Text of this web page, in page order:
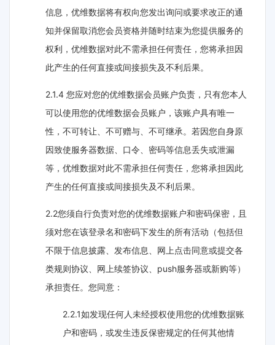
信息，优维数据将有权向您发出询问或要求改正的通
知并保留取消您会员资格并随时结束为您提供服务的
权利，优维数据对此不需承担任何责任，您将承担因
此产生的任何直接或间接损失及不利后果。
2.1.4 您应对您的优维数据会员账户负责，只有您本人
可以使用您的优维数据会员账户，该账户具有唯一
性，不可转让、不可赠与、不可继承。若因您自身原
因致使服务器数据、口令、密码等信息丢失或泄漏
等，优维数据对此不需承担任何责任，您将承担因此
产生的任何直接或间接损失及不利后果。
2.2您须自行负责对您的优维数据账户和密码保密，且
须对您在该登录名和密码下发生的所有活动（包括但
不限于信息披露、发布信息、网上点击同意或提交各
类规则协议、网上续签协议、push服务器或新购等）
承担责任。您同意：
2.2.1如发现任何人未经授权使用您的优维数据账
户和密码，或发生违反保密规定的任何其他情